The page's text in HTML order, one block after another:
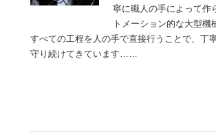
寧に職人の手によって作
トメーション的な大型機
すべての工程を人の手で直接行うことで、丁
守り続けてきています……